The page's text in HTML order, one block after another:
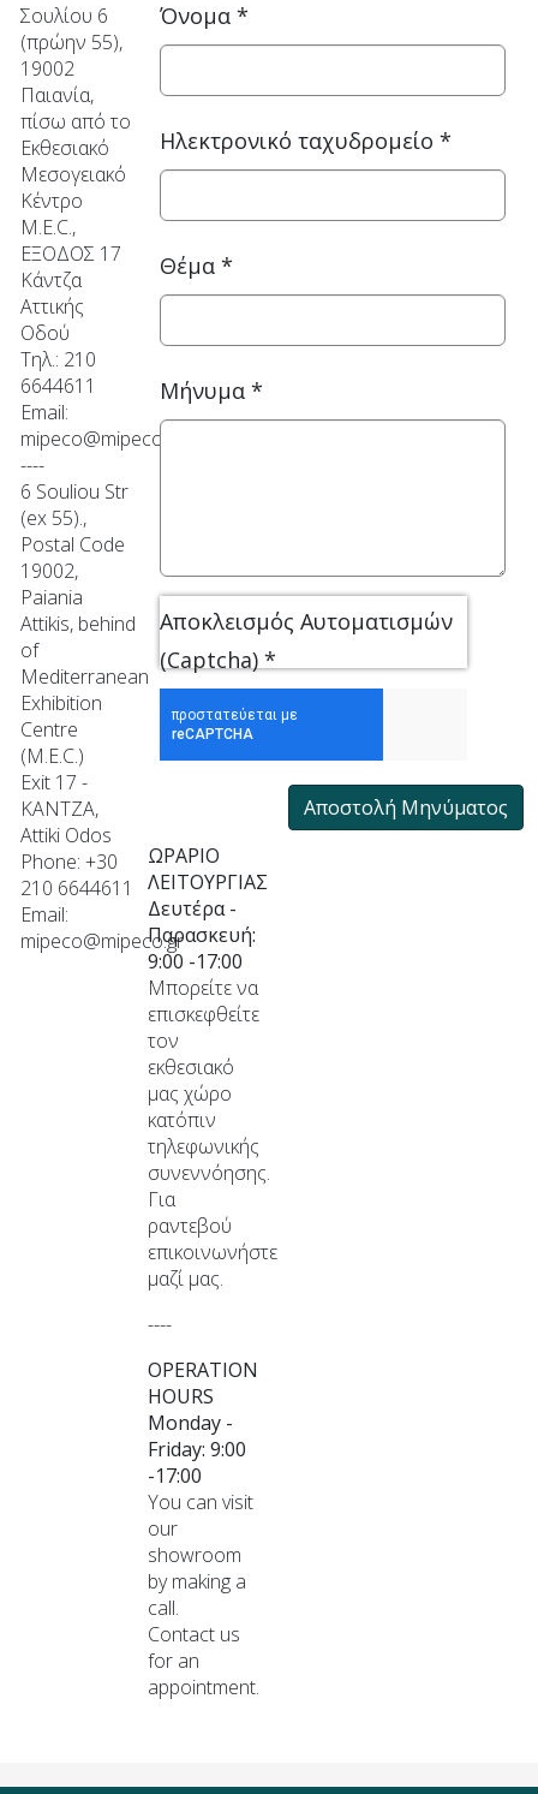
Σουλίου 6
(πρώην 55),
19002
Παιανία,
πίσω από το
Εκθεσιακό
Μεσογειακό
Κέντρο
M.E.C.,
ΕΞΟΔΟΣ 17
Κάντζα
Αττικής
Οδού
Τηλ.: 210
6644611
Email:
mipeco@mipeco.gr
----
6 Souliou Str
(ex 55).,
Postal Code
19002,
Paiania
Attikis, behind
of
Mediterranean
Exhibition
Centre
(M.E.C.)
Exit 17 -
KANTZA,
Attiki Odos
Phone: +30
210 6644611
Email:
mipeco@mipeco.gr
Όνομα *
Ηλεκτρονικό ταχυδρομείο *
Θέμα *
Μήνυμα *
Αποκλεισμός Αυτοματισμών
(Captcha) *
Αποστολή Μηνύματος
ΩΡΑΡΙΟ
ΛΕΙΤΟΥΡΓΙΑΣ
Δευτέρα -
Παρασκευή:
9:00 -17:00
Μπορείτε να
επισκεφθείτε
τον
εκθεσιακό
μας χώρο
κατόπιν
τηλεφωνικής
συνεννόησης.
Για
ραντεβού
επικοινωνήστε
μαζί μας.
----
OPERATION
HOURS
Monday -
Friday: 9:00
-17:00
You can visit
our
showroom
by making a
call.
Contact us
for an
appointment.